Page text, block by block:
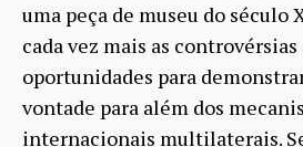
uma peça de museu do século
cada vez mais as
oportunidades para
vontade para além dos
internacionais multilaterais.